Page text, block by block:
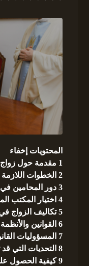
المحتويات إخفاء
1 مقدمة حول زواج
2 الخطوات اللازمة
3 دور المحامين
4 اختيار المكتب
5 تكاليف الزواج في
6 القوانين
7 المسؤوليات
8 التحديات التي قد
9 كيفية الحصول